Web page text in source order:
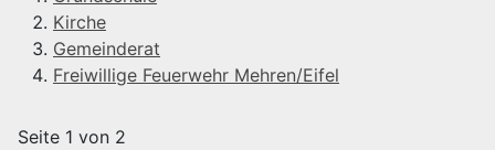
Kirche
Gemeinderat
Freiwillige Feuerwehr Mehren/Eifel
Seite 1 von 2